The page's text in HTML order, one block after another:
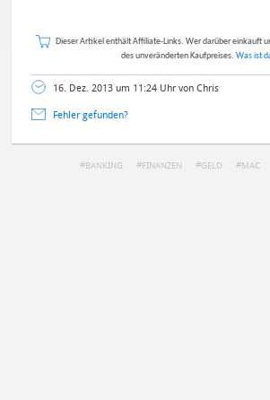
Dieser Artikel enthält Affiliate-Links. Wer darüber einkauft
des unveränderten Kaufpreises. Was ist
16. Dez. 2013 um 11:24 Uhr von Chris
Fehler gefunden?
BANKING FINANZEN GELD MAC